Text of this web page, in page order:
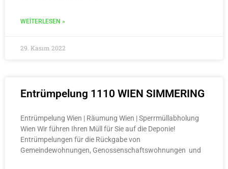
WEITERLESEN »
29. Kasım 2022
Entrümpelung 1110 WIEN SIMMERING
Entrümpelung Wien | Räumung Wien | Sperrmüllabholung
Wien Wir führen Ihren Müll für Sie auf die Deponie!
Entrümpelungen für die Rückgabe von
Gemeindewohnungen, Genossenschaftswohnungen und